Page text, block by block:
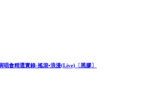
會精選實錄-搖滾•浪漫(Live)〔黑膠〕